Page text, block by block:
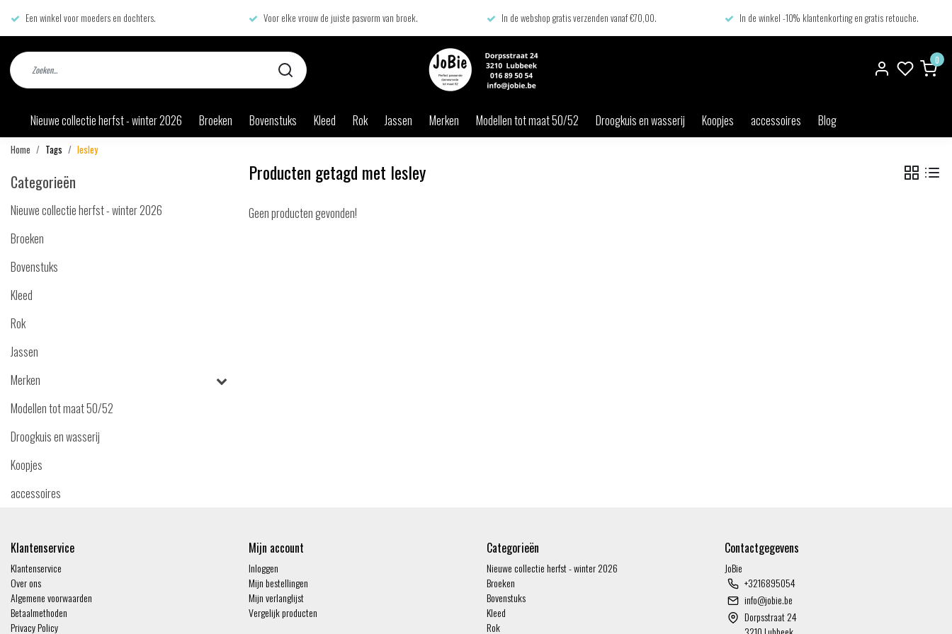
Een winkel voor moeders en dochters. Voor elke vrouw de juiste pasvorm van broek. In de webshop gratis verzenden vanaf €70,00. In de winkel -10% klantenkorting en gratis retouche.
0
Nieuwe collectie herfst - winter 2026 Broeken Bovenstuks Kleed Rok Jassen Merken Modellen tot maat 50/52 Droogkuis en wasserij Koopjes accessoires Blog
Home Tags lesley
Categorieën
Nieuwe collectie herfst - winter 2026
Broeken
Bovenstuks
Kleed
Rok
Jassen
Merken
Modellen tot maat 50/52
Droogkuis en wasserij
Koopjes
accessoires
Producten getagd met lesley
Geen producten gevonden!
Klantenservice
Klantenservice
Over ons
Algemene voorwaarden
Betaalmethoden
Privacy Policy
Mijn account
Inloggen
Mijn bestellingen
Mijn verlanglijst
Vergelijk producten
Categorieën
Nieuwe collectie herfst - winter 2026
Broeken
Bovenstuks
Kleed
Rok
Contactgegevens
JoBie
+3216895054
info@jobie.be
Dorpsstraat 24